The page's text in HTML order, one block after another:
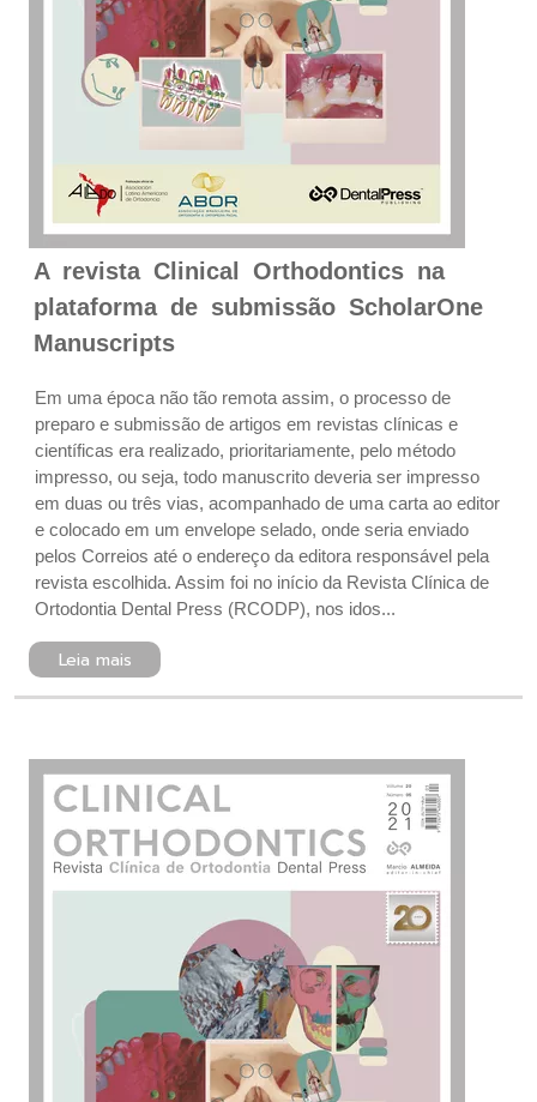
A revista Clinical Orthodontics na
plataforma de submissão ScholarOne
Manuscripts
Em uma época não tão remota assim, o processo de
preparo e submissão de artigos em revistas clínicas e
científicas era realizado, prioritariamente, pelo método
impresso, ou seja, todo manuscrito deveria ser impresso
em duas ou três vias, acompanhado de uma carta ao editor
e colocado em um envelope selado, onde seria enviado
pelos Correios até o endereço da editora responsável pela
revista escolhida. Assim foi no início da Revista Clínica de
Ortodontia Dental Press (RCODP), nos idos...
Leia mais